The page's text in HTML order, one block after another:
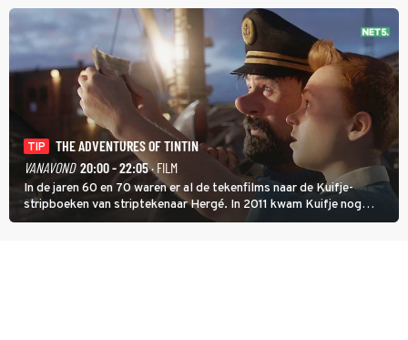
TIP
THE ADVENTURES OF TINTIN
VANAVOND 20:00 - 22:05· FILM
In de jaren 60 en 70 waren er al de tekenfilms naar de Kuifje-
stripboeken van striptekenaar Hergé. In 2011 kwam Kuifje nog
meer tot leven in The Adventures of Tintin van Steven Spielberg.